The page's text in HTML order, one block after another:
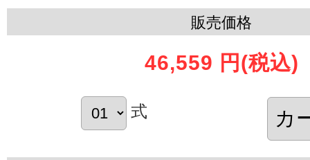
販売価格
46,559 円 (税込)
式